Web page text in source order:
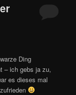
Ding
– ich gebs ja zu,
es dieses mal